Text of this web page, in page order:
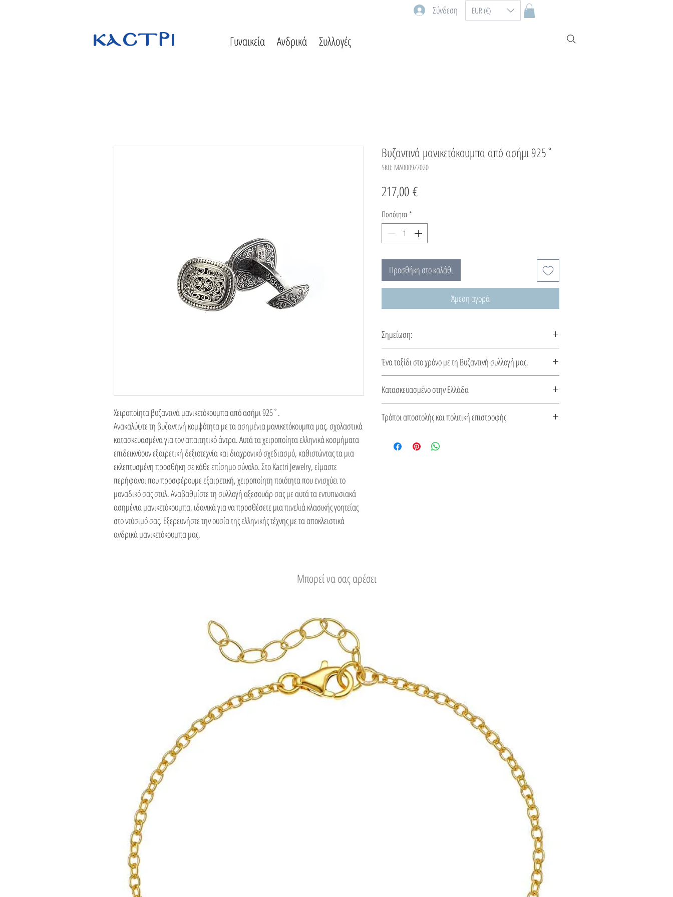
Σύνδεση EUR (€)
Γυναικεία Ανδρικά Συλλογές
Χειροποίητα βυζαντινά μανικετόκουμπα από ασήμι 925˚.
Ανακαλύψτε τη βυζαντινή κομψότητα με τα ασημένια μανικετόκουμπα μας, σχολαστικά
κατασκευασμένα για τον απαιτητικό άντρα. Αυτά τα χειροποίητα ελληνικά κοσμήματα
επιδεικνύουν εξαιρετική δεξιοτεχνία και διαχρονικό σχεδιασμό, καθιστώντας τα μια
εκλεπτυσμένη προσθήκη σε κάθε επίσημο σύνολο. Στο Kactri Jewelry, είμαστε
περήφανοι που προσφέρουμε εξαιρετική, χειροποίητη ποιότητα που ενισχύει το
μοναδικό σας στυλ. Αναβαθμίστε τη συλλογή αξεσουάρ σας με αυτά τα εντυπωσιακά
ασημένια μανικετόκουμπα, ιδανικά για να προσθέσετε μια πινελιά κλασικής γοητείας
στο ντύσιμό σας. Εξερευνήστε την ουσία της ελληνικής τέχνης με τα αποκλειστικά
ανδρικά μανικετόκουμπα μας.
Βυζαντινά μανικετόκουμπα από ασήμι 925˚
SKU: MA0009/7020
217,00 €Τιμή
Ποσότητα *
Προσθήκη στο καλάθι
Άμεση αγορά
Σημείωση:
χρόνος κατασκευής 10-15 ημέρες.
Ένα ταξίδι στο χρόνο με τη Βυζαντινή συλλογή μας.
παράδοση στα κοσμήματα από την Βυζαντινή. Καλώς ήλθατε
Κατασκευασμένο στην Ελλάδα
από πιστοποιητικό για το είδος του μετάλλου και την πέτρα
Τρόποι αποστολής και πολιτική επιστροφής
Εύκολη επιστροφή
Μπορεί να σας αρέσει